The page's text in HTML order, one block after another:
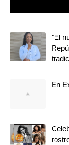
"El
En